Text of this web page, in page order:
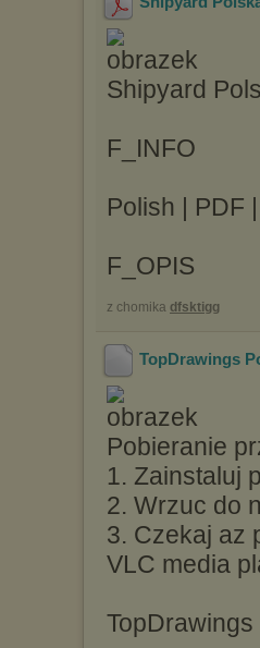
Shipyard
F_INFO
Polish | PDF
F_OPIS
z chomika dfsktigg
TopDrawings
Pobieranie
1. Zainstaluj
2. Wrzuc do
3. Czekaj az
VLC media